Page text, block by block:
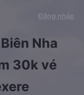
Mở app
qua
Mở app
Đăng nhập
Nha
30k vé